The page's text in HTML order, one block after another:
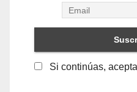
Si continúas,